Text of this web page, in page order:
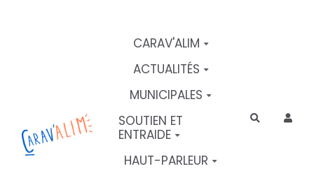
CARAV'ALIM
ACTUALITÉS
MUNICIPALES
SOUTIEN ET
ENTRAIDE
HAUT-PARLEUR
Rechercher